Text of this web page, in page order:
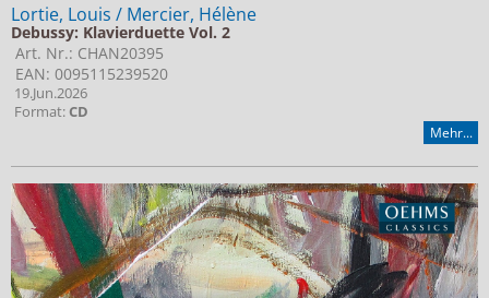
Lortie, Louis / Mercier, Hélène
Debussy: Klavierduette Vol. 2
Art. Nr.: CHAN20395
EAN: 0095115239520
19.Jun.2026
Format:CD
Mehr...